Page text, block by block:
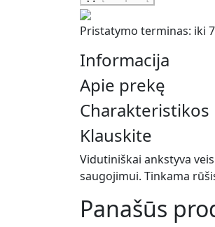
Pristatymo terminas: iki
Informacija
Apie prekę
Charakteristikos
Klauskite
Vidutiniškai ankstyva
saugojimui. Tinkama
Panašūs